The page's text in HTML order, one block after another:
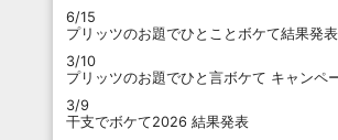
6/15
プリッツのお題でひとことボケて結果発表
3/10
プリッツのお題でひと言ボケて キャンペ
3/9
干支でボケて2026 結果発表